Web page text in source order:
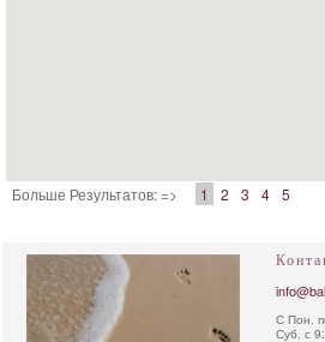
Больше Результатов: => 1 2 3 4 5
С Пон.
Суб. с